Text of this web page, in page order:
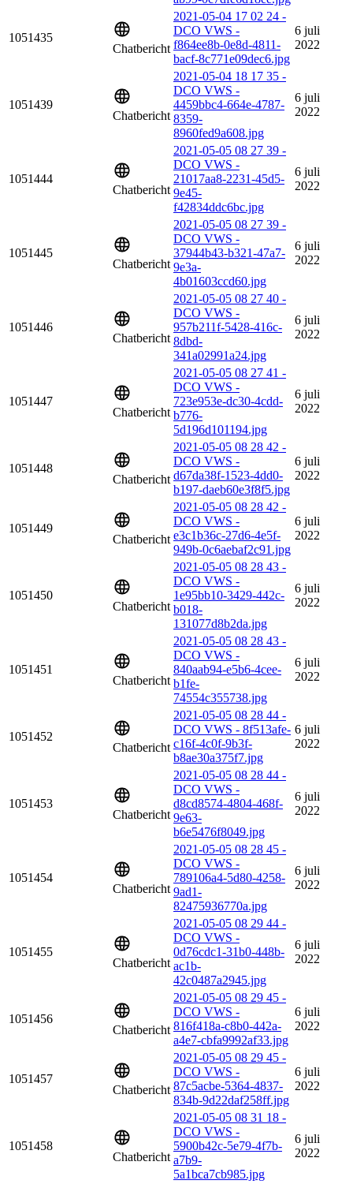
1051435
Chatbericht
2021-05-04 17 02 24 -
DCO VWS -
f864ee8b-0e8d-4811-
bacf-8c771e09dec6.jpg
6 juli
2022
1051439
Chatbericht
2021-05-04 18 17 35 -
DCO VWS -
4459bbc4-664e-4787-
8359-
8960fed9a608.jpg
6 juli
2022
1051444
Chatbericht
2021-05-05 08 27 39 -
DCO VWS -
21017aa8-2231-45d5-
9e45-
f42834ddc6bc.jpg
6 juli
2022
1051445
Chatbericht
2021-05-05 08 27 39 -
DCO VWS -
37944b43-b321-47a7-
9e3a-
4b01603ccd60.jpg
6 juli
2022
1051446
Chatbericht
2021-05-05 08 27 40 -
DCO VWS -
957b211f-5428-416c-
8dbd-
341a02991a24.jpg
6 juli
2022
1051447
Chatbericht
2021-05-05 08 27 41 -
DCO VWS -
723e953e-dc30-4cdd-
b776-
5d196d101194.jpg
6 juli
2022
1051448
Chatbericht
2021-05-05 08 28 42 -
DCO VWS -
d67da38f-1523-4dd0-
b197-daeb60e3f8f5.jpg
6 juli
2022
1051449
Chatbericht
2021-05-05 08 28 42 -
DCO VWS -
e3c1b36c-27d6-4e5f-
949b-0c6aebaf2c91.jpg
6 juli
2022
1051450
Chatbericht
2021-05-05 08 28 43 -
DCO VWS -
1e95bb10-3429-442c-
b018-
131077d8b2da.jpg
6 juli
2022
1051451
Chatbericht
2021-05-05 08 28 43 -
DCO VWS -
840aab94-e5b6-4cee-
b1fe-
74554c355738.jpg
6 juli
2022
1051452
Chatbericht
2021-05-05 08 28 44 -
DCO VWS - 8f513afe-
c16f-4c0f-9b3f-
b8ae30a375f7.jpg
6 juli
2022
1051453
Chatbericht
2021-05-05 08 28 44 -
DCO VWS -
d8cd8574-4804-468f-
9e63-
b6e5476f8049.jpg
6 juli
2022
1051454
Chatbericht
2021-05-05 08 28 45 -
DCO VWS -
789106a4-5d80-4258-
9ad1-
82475936770a.jpg
6 juli
2022
1051455
Chatbericht
2021-05-05 08 29 44 -
DCO VWS -
0d76cdc1-31b0-448b-
ac1b-
42c0487a2945.jpg
6 juli
2022
1051456
Chatbericht
2021-05-05 08 29 45 -
DCO VWS -
816f418a-c8b0-442a-
a4e7-cbfa9992af33.jpg
6 juli
2022
1051457
Chatbericht
2021-05-05 08 29 45 -
DCO VWS -
87c5acbe-5364-4837-
834b-9d22daf258ff.jpg
6 juli
2022
1051458
Chatbericht
2021-05-05 08 31 18 -
DCO VWS -
5900b42c-5e79-4f7b-
a7b9-
5a1bca7cb985.jpg
6 juli
2022